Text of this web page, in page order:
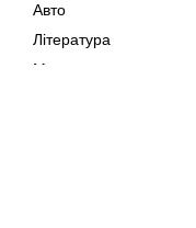
Авто
Література
Музика